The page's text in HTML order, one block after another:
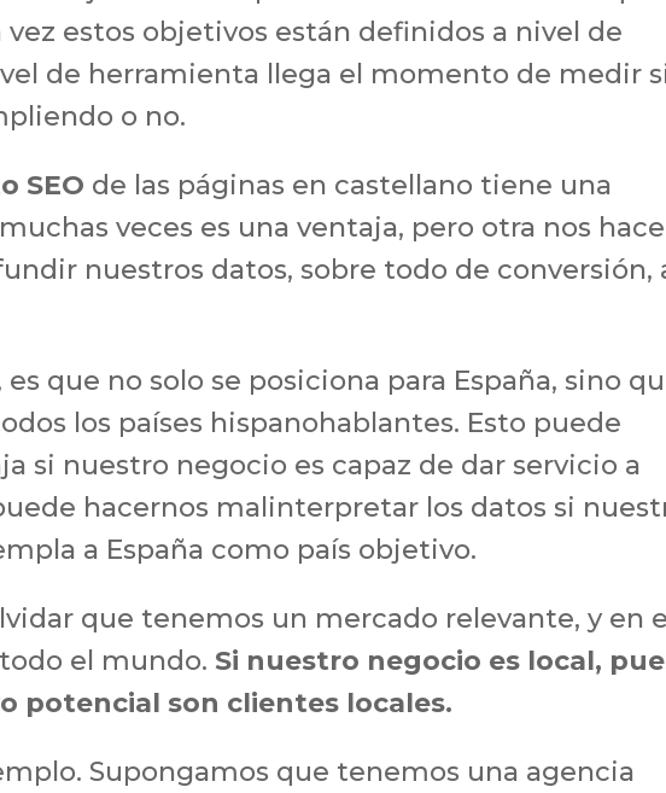
estos objetivos están definidos a nivel de
de herramienta llega el momento de medir
o no.
SEO de las páginas en castellano tiene una
veces es una ventaja, pero otra nos hace
nuestros datos, sobre todo de conversión,
que no solo se posiciona para España, sino
los países hispanohablantes. Esto puede
si nuestro negocio es capaz de dar servicio a
hacernos malinterpretar los datos si
a España como país objetivo.
que tenemos un mercado relevante, y en
el mundo. Si nuestro negocio es local,
potencial son clientes locales.
Supongamos que tenemos una agencia